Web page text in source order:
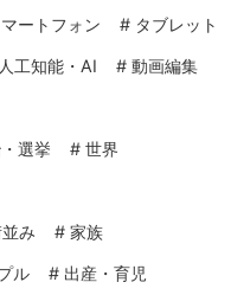
ートフォン # タブレット
人工知能・AI # 動画編集
選挙 # 世界
み # 家族
ル # 出産・育児